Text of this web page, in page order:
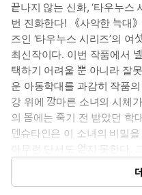
끝나지 않는 신화, ‘타우누스
번 진화한다! 《사악한 늑대
즈인 ‘타우누스 시리즈’의
최신작이다. 이번 작품에서
택하기 어려울 뿐 아니라 잘
운 아동학대를 과감히 작품
강 위에 깡마른 소녀의 시체
의 몸에는 죽기 전 받았던 학
덴슈타인은 이 소녀의 비밀
아무런 단서도 얻지 못한다.
하게 폭행당한 채 발견된다.
흔적은 어쩐지 죽은 소녀의